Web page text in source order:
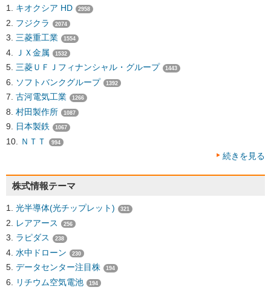
キオクシア HD 2958
フジクラ 2074
三菱重工業 1554
ＪＸ金属 1532
三菱ＵＦＪフィナンシャル・グループ 1443
ソフトバンクグループ 1392
古河電気工業 1266
村田製作所 1087
日本製鉄 1067
ＮＴＴ 994
続きを見る
株式情報テーマ
光半導体(光チップレット) 321
レアアース 256
ラピダス 238
水中ドローン 230
データセンター注目株 194
リチウム空気電池 194